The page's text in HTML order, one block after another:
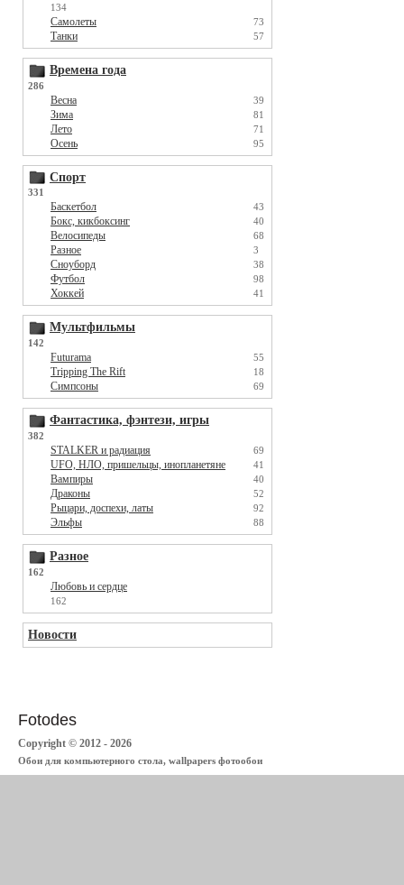
134
Самолеты 73
Танки 57
Времена года
286
Весна 39
Зима 81
Лето 71
Осень 95
Спорт
331
Баскетбол 43
Бокс, кикбоксинг 40
Велосипеды 68
Разное 3
Сноуборд 38
Футбол 98
Хоккей 41
Мультфильмы
142
Futurama 55
Tripping The Rift 18
Симпсоны 69
Фантастика, фэнтези, игры
382
STALKER и радиация 69
UFO, НЛО, пришельцы, инопланетяне 41
Вампиры 40
Драконы 52
Рыцари, доспехи, латы 92
Эльфы 88
Разное
162
Любовь и сердце
162
Новости
Fotodes
Copyright © 2012 - 2026
Обои для компьютерного стола, wallpapers фотообои